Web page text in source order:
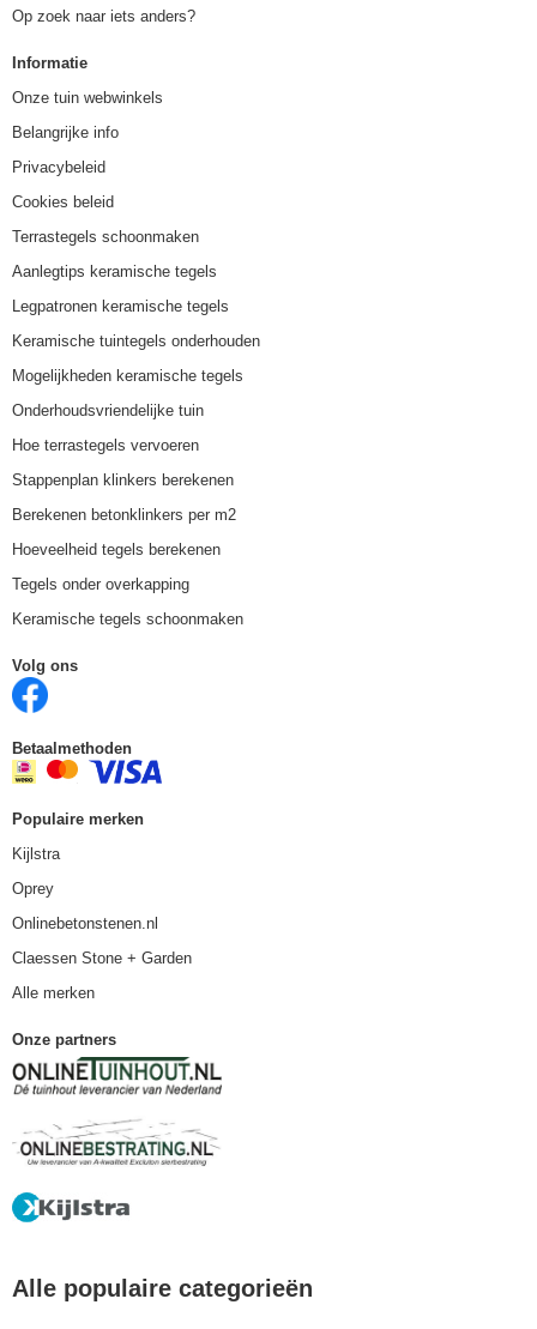
Op zoek naar iets anders?
Informatie
Onze tuin webwinkels
Belangrijke info
Privacybeleid
Cookies beleid
Terrastegels schoonmaken
Aanlegtips keramische tegels
Legpatronen keramische tegels
Keramische tuintegels onderhouden
Mogelijkheden keramische tegels
Onderhoudsvriendelijke tuin
Hoe terrastegels vervoeren
Stappenplan klinkers berekenen
Berekenen betonklinkers per m2
Hoeveelheid tegels berekenen
Tegels onder overkapping
Keramische tegels schoonmaken
Volg ons
Betaalmethoden
Populaire merken
Kijlstra
Oprey
Onlinebetonstenen.nl
Claessen Stone + Garden
Alle merken
Onze partners
Alle populaire categorieën